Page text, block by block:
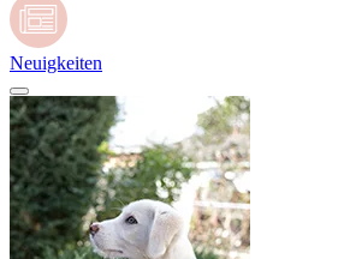
Neuigkeiten